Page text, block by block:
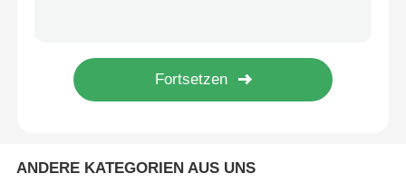
ANDERE KATEGORIEN AUS UNS